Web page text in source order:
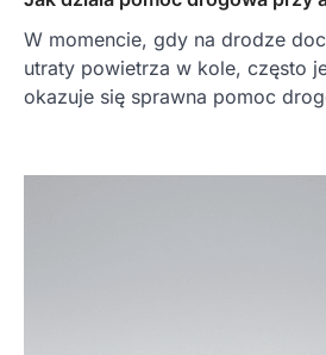
W momencie, gdy na drodze
utraty powietrza w kole, często
okazuje się sprawna pomoc